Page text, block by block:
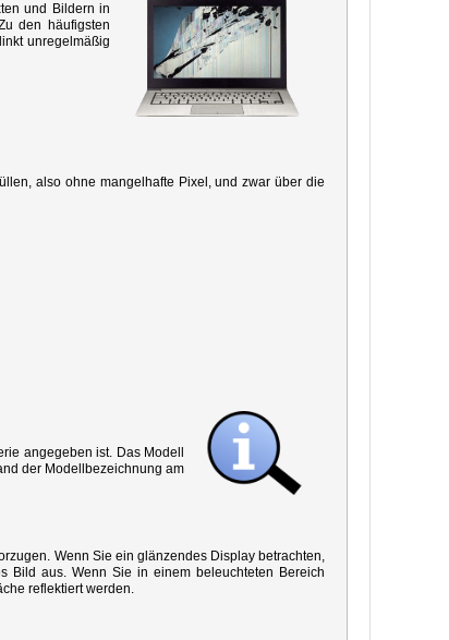
und Bildern in
den häufigsten
unregelmäßig
also ohne mangelhafte Pixel, und zwar über die
angegeben ist. Das Modell
der Modellbezeichnung am
Wenn Sie ein glänzendes Display betrachten,
Bild aus. Wenn Sie in einem beleuchteten Bereich
reflektiert werden.